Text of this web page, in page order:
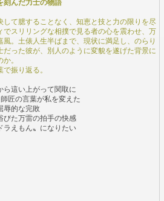
刻んだ力士の物語
して臆することなく、知恵と技と力の限りを尽
でスリリングな相撲で見る者の心を震わせ、万
。土俵人生半ばまで、現状に満足し、のらり
だった彼が、別人のように変貌を遂げた背景に
。
振り返る。
這い上がって関取に
匠の言葉が私を変えた
辱的な完敗
た万雷の拍手の快感
えもん〟になりたい